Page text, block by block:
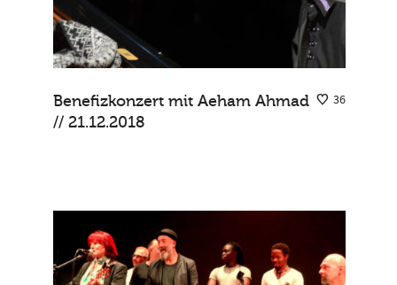
36
Benefizkonzert mit Aeham Ahmad
// 21.12.2018